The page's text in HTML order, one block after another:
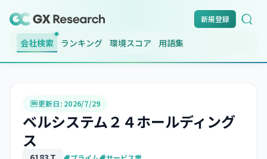
新規登録
会社検索 ランキング 環境スコア 用語集
更新日: 2026/7/29
ベルシステム２４ホールディング
ス